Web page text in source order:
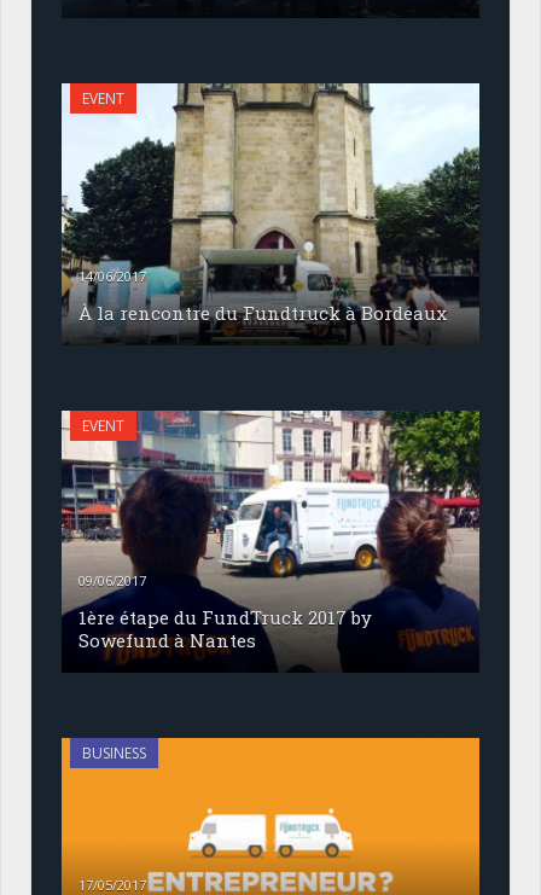
EVENT
14/06/2017
À la rencontre du Fundtruck à Bordeaux
EVENT
09/06/2017
1ère étape du FundTruck 2017 by
Sowefund à Nantes
BUSINESS
17/05/2017